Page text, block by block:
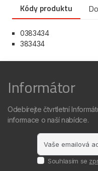
Kódy produktu
0383434
383434
Informátor
Odebírejte čtvrtletní
informace o naší nabídce.
Souhlasím se